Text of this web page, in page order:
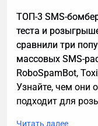
ТОП-3 SMS-
теста и розыгрышей:
сравнили три
массовых SMS-
RoboSpamBot,
Узнайте, чем они
подходит для
Читать далее